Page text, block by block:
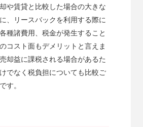
や賃貸と比較した場合の大きな
、リースバックを利用する際に
種諸費用、税金が発生すること
コスト面もデメリットと言えま
却益に課税される場合があるた
でなく税負担についても比較ご
す。